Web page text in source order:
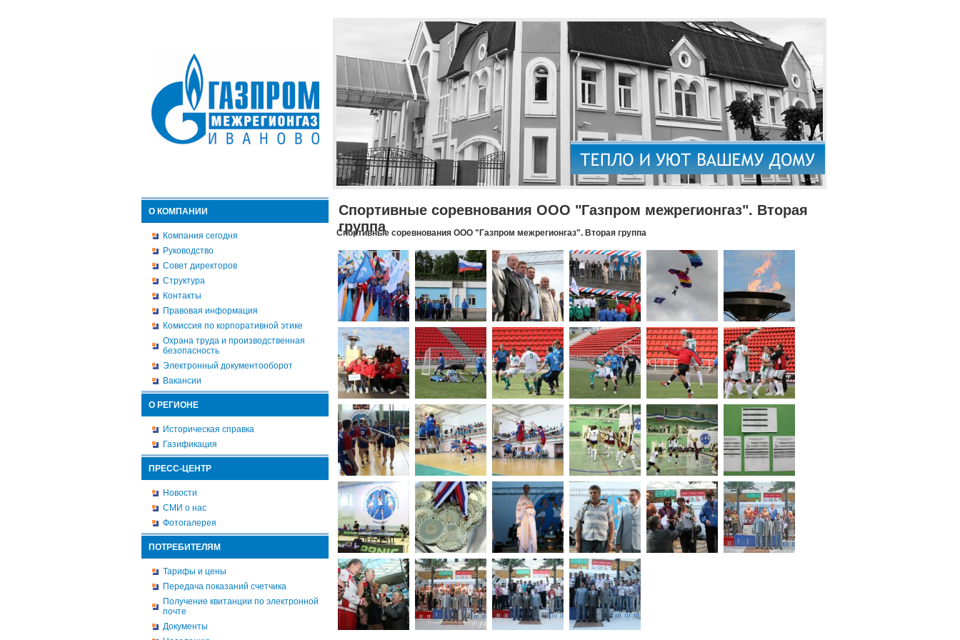
О КОМПАНИИ
Компания сегодня
Руководство
Совет директоров
Структура
Контакты
Правовая информация
Комиссия по корпоративной этике
Охрана труда и производственная
безопасность
Электронный документооборот
Вакансии
О РЕГИОНЕ
Историческая справка
Газификация
ПРЕСС-ЦЕНТР
Новости
СМИ о нас
Фотогалерея
ПОТРЕБИТЕЛЯМ
Тарифы и цены
Передача показаний счетчика
Получение квитанции по электронной
почте
Документы
Спортивные соревнования ООО "Газпром межрегионгаз". Вторая
группа
Спортивные соревнования ООО "Газпром межрегионгаз". Вторая группа